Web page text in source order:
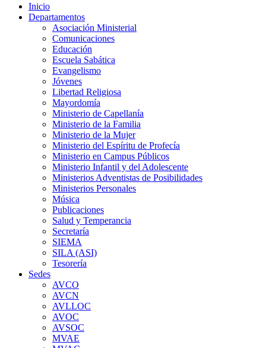
Inicio
Departamentos
Asociación Ministerial
Comunicaciones
Educación
Escuela Sabática
Evangelismo
Jóvenes
Libertad Religiosa
Mayordomía
Ministerio de Capellanía
Ministerio de la Familia
Ministerio de la Mujer
Ministerio del Espíritu de Profecía
Ministerio en Campus Públicos
Ministerio Infantil y del Adolescente
Ministerios Adventistas de Posibilidades
Ministerios Personales
Música
Publicaciones
Salud y Temperancia
Secretaría
SIEMA
SILA (ASI)
Tesorería
Sedes
AVCO
AVCN
AVLLOC
AVOC
AVSOC
MVAE